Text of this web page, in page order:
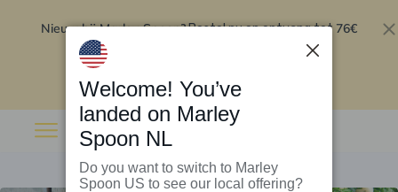
Nieuw bij Marley Spoon?Bestel nu en ontvang tot 76€
Welcome! You’ve
landed on Marley
Spoon NL
Do you want to switch to Marley
Spoon US to see our local offering?